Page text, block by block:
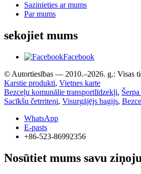
Sazinieties ar mums
Par mums
sekojiet mums
Facebook
© Autortiesības — 2010.–2026. g.: Visas
Karstie produkti, Vietnes karte
Bezceļu komunālie transportlīdzekļi,
Sacīkšu četrriteņi, Visurgājējs bagijs,
WhatsApp
E-pasts
+86-523-86992356
Nosūtiet mums savu